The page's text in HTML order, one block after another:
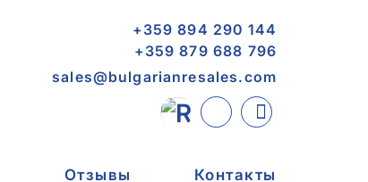
+359 894 290 144
+359 879 688 796
sales@bulgarianresales.com
Отзывы Контакты